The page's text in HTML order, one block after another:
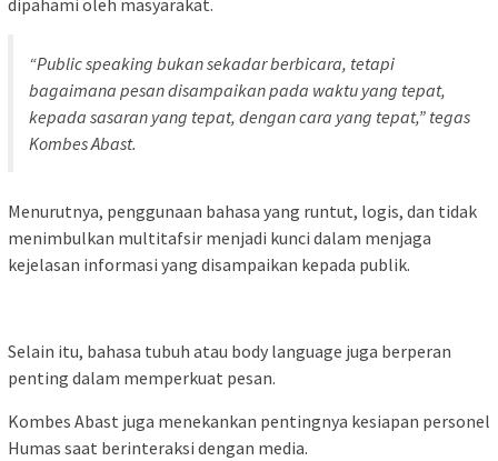
dipahami oleh masyarakat.
“Public speaking bukan sekadar berbicara, tetapi
bagaimana pesan disampaikan pada waktu yang tepat,
kepada sasaran yang tepat, dengan cara yang tepat,” tegas
Kombes Abast.
Menurutnya, penggunaan bahasa yang runtut, logis, dan tidak
menimbulkan multitafsir menjadi kunci dalam menjaga
kejelasan informasi yang disampaikan kepada publik.
Selain itu, bahasa tubuh atau body language juga berperan
penting dalam memperkuat pesan.
Kombes Abast juga menekankan pentingnya kesiapan personel
Humas saat berinteraksi dengan media.